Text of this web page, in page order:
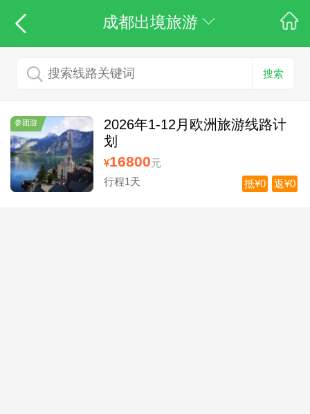
成都出境旅游
搜索
参团游
2026年1-12月欧洲旅游线路计
划
¥16800元
行程1天
返¥0
抵¥0